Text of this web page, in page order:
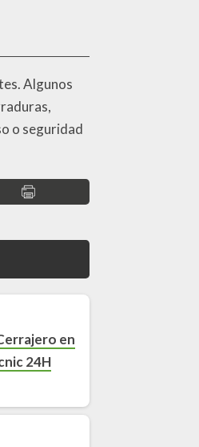
Algunos
o seguridad
en
24H